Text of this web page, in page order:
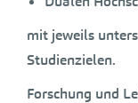
mit jeweils
Studienzielen.
Forschung und